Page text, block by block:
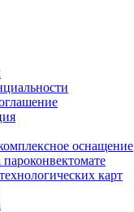
оснащение
карт